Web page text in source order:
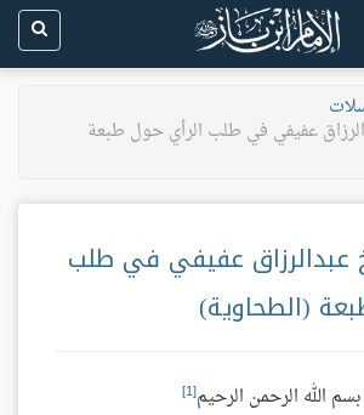
عفيفي في طلب الرأي حول طبعة
عبدالرزاق عفيفي في طلب
(الطحاوية)
بسم الله الرحمن الرحيم[1]